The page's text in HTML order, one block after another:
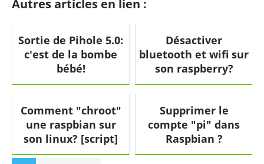
Autres articles en lien :
Sortie de Pihole 5.0:
c'est de la bombe
bébé!
Désactiver
bluetooth et wifi sur
son raspberry?
Comment "chroot"
une raspbian sur
son linux? [script]
Supprimer le
compte "pi" dans
Raspbian ?